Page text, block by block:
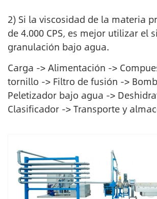
2) Si la viscosidad de la materia
de 4.000 CPS, es mejor utilizar el
granulación bajo agua.
Carga -> Alimentación ->
tornillo -> Filtro de fusión ->
Peletizador bajo agua ->
Clasificador -> Transporte y